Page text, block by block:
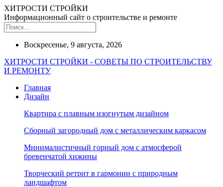
ХИТРОСТИ СТРОЙКИ
Информационный сайт о строительстве и ремонте
Воскресенье, 9 августа, 2026
ХИТРОСТИ СТРОЙКИ - СОВЕТЫ ПО СТРОИТЕЛЬСТВУ
И РЕМОНТУ
Главная
Дизайн
Квартира с плавным изогнутым дизайном
Сборный загородный дом с металлическим каркасом
Минималистичный горный дом с атмосферой
бревенчатой хижины
Творческий ретрит в гармонии с природным
ландшафтом